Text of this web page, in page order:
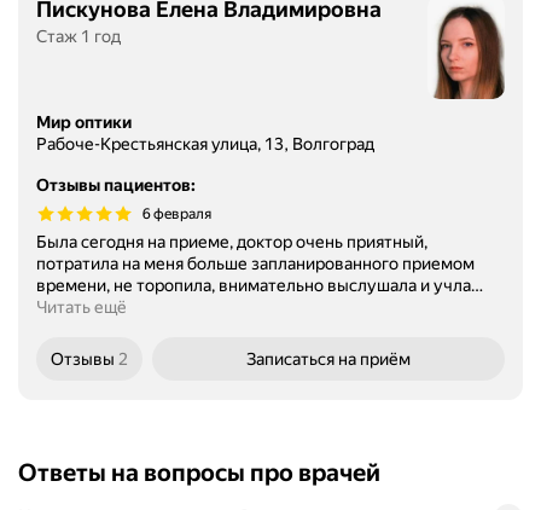
Пискунова Елена Владимировна
Стаж 1 год
Мир оптики
Рабоче-Крестьянская улица, 13, Волгоград
Отзывы пациентов:
6 февраля
Была сегодня на приеме, доктор очень приятный,
потратила на меня больше запланированного приемом
времени, не торопила, внимательно выслушала и учла…
Читать ещё
Отзывы 2 Записаться на приём
Ответы на вопросы про врачей